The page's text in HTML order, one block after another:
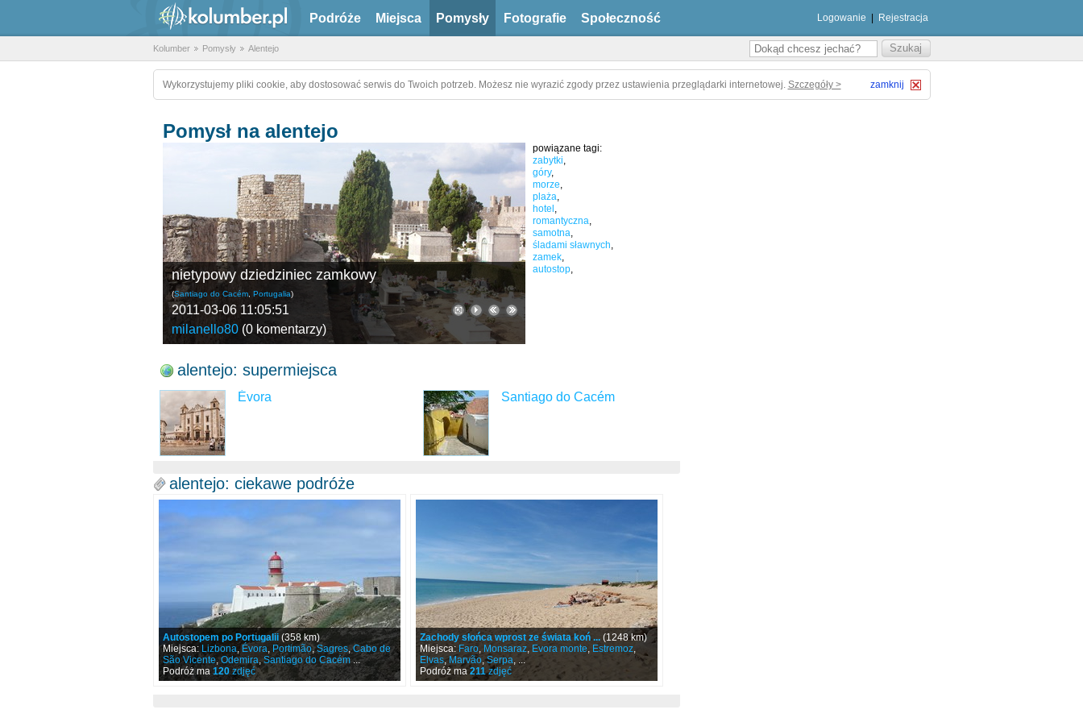
Podróże Miejsca Pomysły Fotografie Społeczność Logowanie Rejestracja
Kolumber Pomysły Alentejo
Wykorzystujemy pliki cookie, aby dostosować serwis do Twoich potrzeb. Możesz nie wyrazić zgody przez ustawienia przeglądarki internetowej. Szczegóły > zamknij
Pomysł na alentejo
powiązane tagi:
zabytki,
góry,
morze,
plaża,
hotel ,
romantyczna,
samotna,
śladami sławnych,
zamek,
autostop,
nietypowy dziedziniec zamkowy
(Santiago do Cacém, Portugalia)
2011-03-06 11:05:51
milanello80(0 komentarzy)
alentejo: supermiejsca
Évora Santiago do Cacém
alentejo: ciekawe podróże
Autostopem po Portugalii(358 km)
Miejsca: Lizbona, Évora, Portimão,Sagres,Cabo de
São Vicente,Odemira,Santiago do Cacém...
Podróż ma 120zdjęć
Zachody słońca wprost ze świata koń ...(1248 km)
Miejsca: Faro, Monsaraz, Evora monte, Estremoz,
Elvas,Marvão,Serpa, ...
Podróż ma211zdjęć